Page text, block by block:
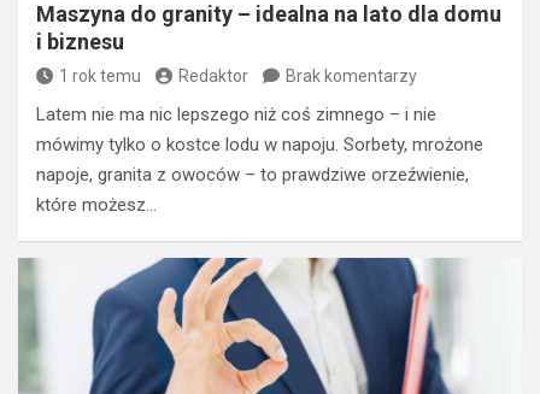
​Maszyna do granity – idealna na lato dla domu
i biznesu
1 rok temu Redaktor Brak komentarzy
Latem nie ma nic lepszego niż coś zimnego – i nie
mówimy tylko o kostce lodu w napoju. Sorbety, mrożone
napoje, granita z owoców – to prawdziwe orzeźwienie,
które możesz…